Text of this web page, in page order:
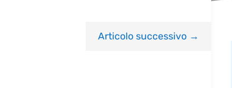
Articolo successivo→